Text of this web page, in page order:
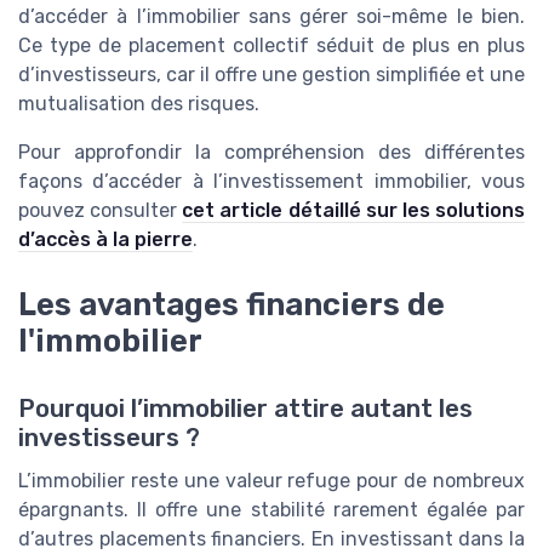
d’accéder à l’immobilier sans gérer soi-même le bien.
Ce type de placement collectif séduit de plus en plus
d’investisseurs, car il offre une gestion simplifiée et une
mutualisation des risques.
Pour approfondir la compréhension des différentes
façons d’accéder à l’investissement immobilier, vous
pouvez consulter cet article détaillé sur les solutions
d’accès à la pierre.
Les avantages financiers de
l'immobilier
Pourquoi l’immobilier attire autant les
investisseurs ?
L’immobilier reste une valeur refuge pour de nombreux
épargnants. Il offre une stabilité rarement égalée par
d’autres placements financiers. En investissant dans la